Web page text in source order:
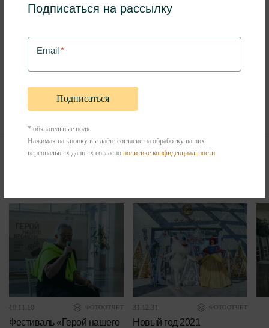
Поделиться:
10.11.10 ФОТООТЧЕТ
Фестиваль «Герой нашего
31.12.31 ФОТООТЧЕТ
Новый год 2021
Подписаться на рассылку
* обязательные поля
Нажимая на кнопку вы даёте согласие на обработку ваших
персональных данных согласно политике конфиденциальности